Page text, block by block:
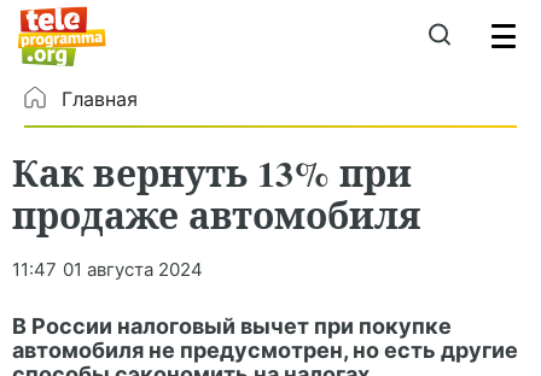
Главная
Как вернуть 13% при
продаже автомобиля
11:47 01 августа 2024
В России налоговый вычет при покупке
автомобиля не предусмотрен, но есть другие